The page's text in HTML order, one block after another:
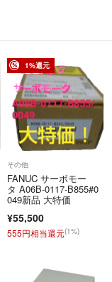
1%還元
その他
FANUC サーボモー
タ A06B-0117-B855#0
049新品 大特価
¥55,500
555円相当還元(1%)